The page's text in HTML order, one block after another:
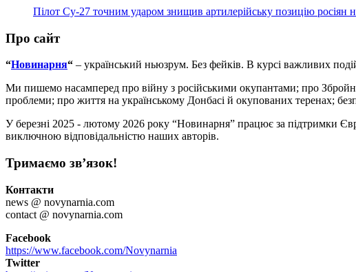
Пілот Су-27 точним ударом знищив артилерійську позицію росіян
Про сайт
“Новинарня“ – український ньюзрум. Без фейків. В курсі важливих
Ми пишемо насамперед про війну з російськими окупантами; про Збройні
проблеми; про життя на українському Донбасі й окупованих теренах;
У березні 2025 - лютому 2026 року “Новинарня” працює за підтримки
виключною відповідальністю наших авторів.
Тримаємо зв’язок!
Контакти
news @ novynarnia.com
contact @ novynarnia.com
Facebook
https://www.facebook.com/Novynarnia
Twitter